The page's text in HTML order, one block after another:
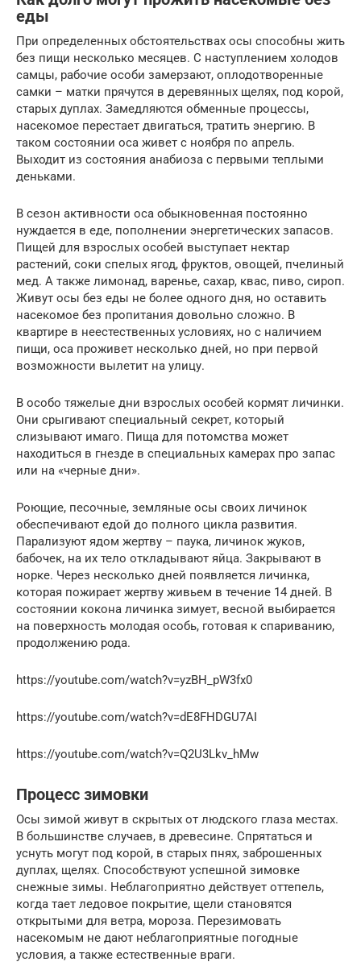
еды
При определенных обстоятельствах осы способны жить
без пищи несколько месяцев. С наступлением холодов
самцы, рабочие особи замерзают, оплодотворенные
самки – матки прячутся в деревянных щелях, под корой,
старых дуплах. Замедляются обменные процессы,
насекомое перестает двигаться, тратить энергию. В
таком состоянии оса живет с ноября по апрель.
Выходит из состояния анабиоза с первыми теплыми
деньками.
В сезон активности оса обыкновенная постоянно
нуждается в еде, пополнении энергетических запасов.
Пищей для взрослых особей выступает нектар
растений, соки спелых ягод, фруктов, овощей, пчелиный
мед. А также лимонад, варенье, сахар, квас, пиво, сироп.
Живут осы без еды не более одного дня, но оставить
насекомое без пропитания довольно сложно. В
квартире в неестественных условиях, но с наличием
пищи, оса проживет несколько дней, но при первой
возможности вылетит на улицу.
В особо тяжелые дни взрослых особей кормят личинки.
Они срыгивают специальный секрет, который
слизывают имаго. Пища для потомства может
находиться в гнезде в специальных камерах про запас
или на «черные дни».
Роющие, песочные, земляные осы своих личинок
обеспечивают едой до полного цикла развития.
Парализуют ядом жертву – паука, личинок жуков,
бабочек, на их тело откладывают яйца. Закрывают в
норке. Через несколько дней появляется личинка,
которая пожирает жертву живьем в течение 14 дней. В
состоянии кокона личинка зимует, весной выбирается
на поверхность молодая особь, готовая к спариванию,
продолжению рода.
https://youtube.com/watch?v=yzBH_pW3fx0
https://youtube.com/watch?v=dE8FHDGU7AI
https://youtube.com/watch?v=Q2U3Lkv_hMw
Процесс зимовки
Осы зимой живут в скрытых от людского глаза местах.
В большинстве случаев, в древесине. Спрятаться и
уснуть могут под корой, в старых пнях, заброшенных
дуплах, щелях. Способствуют успешной зимовке
снежные зимы. Неблагоприятно действует оттепель,
когда тает ледовое покрытие, щели становятся
открытыми для ветра, мороза. Перезимовать
насекомым не дают неблагоприятные погодные
условия, а также естественные враги.